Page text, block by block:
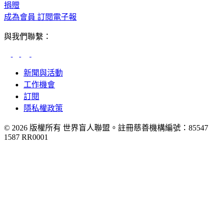
捐贈
成為會員 訂閱電子報
與我們聯繫：
新聞與活動
工作機會
訂閱
隱私權政策
© 2026 版權所有 世界盲人聯盟。註冊慈善機構編號：85547
1587 RR0001